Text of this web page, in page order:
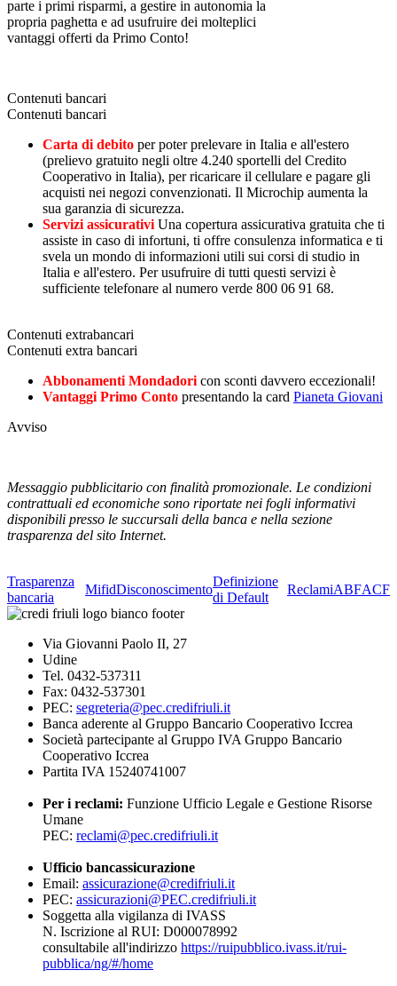
parte i primi risparmi, a gestire in autonomia la
propria paghetta e ad usufruire dei molteplici
vantaggi offerti da Primo Conto!
Contenuti bancari
Contenuti bancari
Carta di debito per poter prelevare in Italia e all'estero
(prelievo gratuito negli oltre 4.240 sportelli del Credito
Cooperativo in Italia), per ricaricare il cellulare e pagare gli
acquisti nei negozi convenzionati. Il Microchip aumenta la
sua garanzia di sicurezza.
Servizi assicurativi Una copertura assicurativa gratuita che ti
assiste in caso di infortuni, ti offre consulenza informatica e ti
svela un mondo di informazioni utili sui corsi di studio in
Italia e all'estero. Per usufruire di tutti questi servizi è
sufficiente telefonare al numero verde 800 06 91 68.
Contenuti extrabancari
Contenuti extra bancari
Abbonamenti Mondadori con sconti davvero eccezionali!
Vantaggi Primo Conto presentando la card Pianeta Giovani
Avviso
Messaggio pubblicitario con finalità promozionale. Le condizioni
contrattuali ed economiche sono riportate nei fogli informativi
disponibili presso le succursali della banca e nella sezione
trasparenza del sito Internet.
Trasparenza
bancaria
MifidDisconoscimento
Definizione
di Default
ReclamiABFACF
Via Giovanni Paolo II, 27
Udine
Tel. 0432-537311
Fax: 0432-537301
PEC: segreteria@pec.credifriuli.it
Banca aderente al Gruppo Bancario Cooperativo Iccrea
Società partecipante al Gruppo IVA Gruppo Bancario
Cooperativo Iccrea
Partita IVA 15240741007
Per i reclami: Funzione Ufficio Legale e Gestione Risorse
Umane
PEC: reclami@pec.credifriuli.it
Ufficio bancassicurazione
Email: assicurazione@credifriuli.it
PEC: assicurazioni@PEC.credifriuli.it
Soggetta alla vigilanza di IVASS
N. Iscrizione al RUI: D000078992
consultabile all'indirizzo https://ruipubblico.ivass.it/rui-
pubblica/ng/#/home